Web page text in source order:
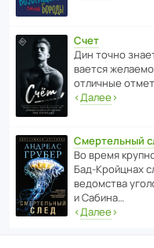
Счет
Дин точно
ва­ется
отли­чные
‹Далее›
Смертельный
Во время
Бад‑Крой­цнах
ведомства
и Сабина…
‹Далее›